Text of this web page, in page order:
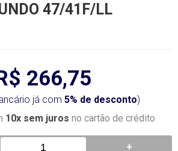
47/41F/LL
266,75
já com 5% de desconto)
10x sem juros no cartão de crédito
+